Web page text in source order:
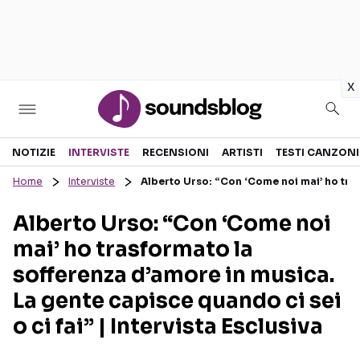
x
Sezioni
RECENSIONI MUSICALI
INTERVISTE
GOSSIP E CURIOSITÀ
TESTI CANZONI
TOUR ED EVENTI
TALENT SHOW
NOTIZIE INTERVISTE RECENSIONI ARTISTI TESTI CANZONI
Home Interviste Alberto Urso: “Con ‘Come noi mai’ ho
Alberto Urso: “Con ‘Come noi
mai’ ho trasformato la
sofferenza d’amore in musica.
La gente capisce quando ci sei
o ci fai” | Intervista Esclusiva